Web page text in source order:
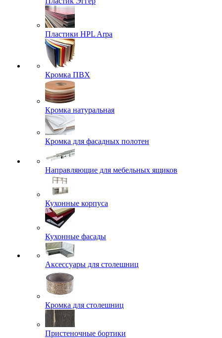
Пластики HPL Arpa
Кромка ПВХ
Кромка натуральная
Кромка для фасадных полотен
Направляющие для мебельных ящиков
Кухонные корпуса
Кухонные фасады
Аксессуары для столешниц
Кромка для столешниц
Пристеночные бортики